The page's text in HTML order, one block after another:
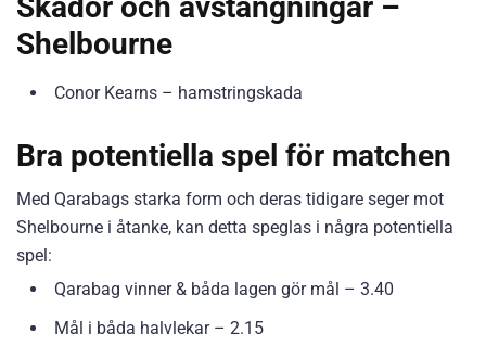
Shelbourne
Conor Kearns – hamstringskada
Bra potentiella spel för matchen
Med Qarabags starka form och deras tidigare seger mot
Shelbourne i åtanke, kan detta speglas i några potentiella
spel:
Qarabag vinner & båda lagen gör mål – 3.40
Mål i båda halvlekar – 2.15